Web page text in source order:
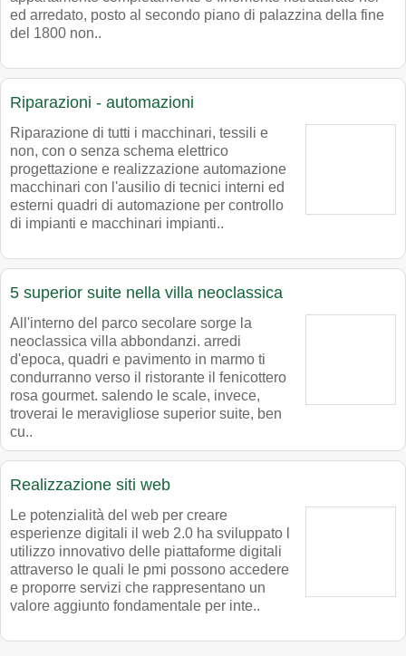
ed arredato, posto al secondo piano di palazzina della fine
del 1800 non..
Riparazioni - automazioni
Riparazione di tutti i macchinari, tessili e
non, con o senza schema elettrico
progettazione e realizzazione automazione
macchinari con l'ausilio di tecnici interni ed
esterni quadri di automazione per controllo
di impianti e macchinari impianti..
5 superior suite nella villa neoclassica
All'interno del parco secolare sorge la
neoclassica villa abbondanzi. arredi
d'epoca, quadri e pavimento in marmo ti
condurranno verso il ristorante il fenicottero
rosa gourmet. salendo le scale, invece,
troverai le meravigliose superior suite, ben
cu..
Realizzazione siti web
Le potenzialità del web per creare
esperienze digitali il web 2.0 ha sviluppato l
utilizzo innovativo delle piattaforme digitali
attraverso le quali le pmi possono accedere
e proporre servizi che rappresentano un
valore aggiunto fondamentale per inte..